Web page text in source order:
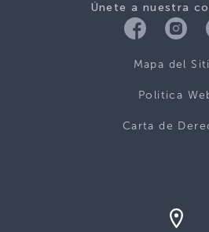
Únete a nuestra
Mapa del
Politica
Carta de